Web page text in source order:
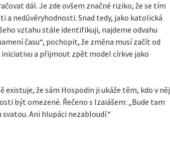
dál. Je zde ovšem značné riziko, že se tím
a nedůvěryhodnosti. Snad tedy, jako katolická
vztahu stále identifikuji, najdeme odvahu
času“, pochopit, že změna musí začít od
iniciativu a přijmout zpět model církve jako
existuje, že sám Hospodin ji ukáže těm, kdo v něj
být omezené. Řečeno s Izaiášem: „Bude tam
Ani hlupáci nezabloudí.“